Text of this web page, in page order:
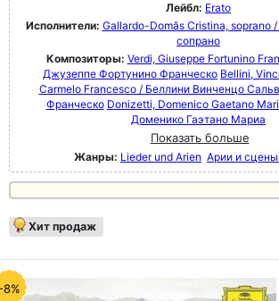
Лейбл: Erato
Исполнители: Gallardo-Domâs Cristina, soprano
сопрано
Композиторы: Verdi, Giuseppe Fortunino
Джузеппе Фортунино Франческо Bellini,
Carmelo Francesco / Беллини Винченцо
Франческо Donizetti, Domenico Gaetano
Доменико Гаэтано Мариа
Показать больше
Жанры: Lieder und Arien Арии и сцены
Хит продаж
8%